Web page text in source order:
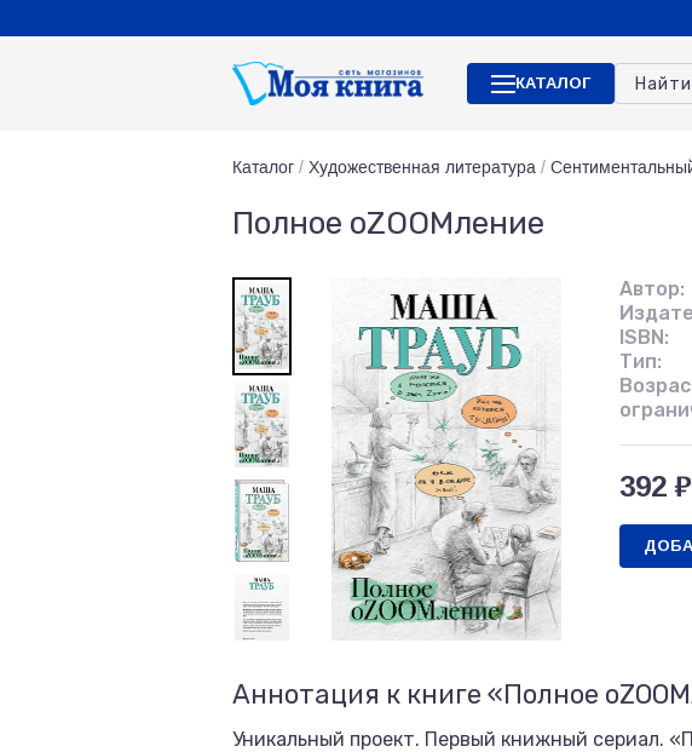
КАТАЛОГ
Каталог / Художественная литература /
Полное оZOOMление
Автор:
ISBN:
Тип:
392 ₽
Аннотация к книге «Полное
Уникальный проект. Первый книжный сериал.